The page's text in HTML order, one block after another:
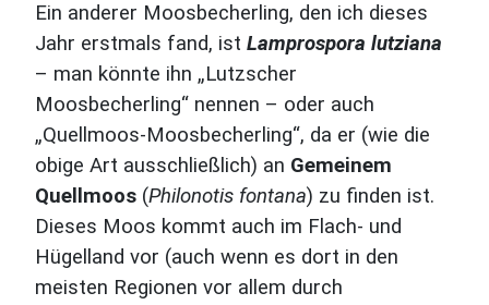
Ein anderer Moosbecherling, den ich dieses
Jahr erstmals fand, ist Lamprospora lutziana
– man könnte ihn „Lutzscher
Moosbecherling“ nennen – oder auch
„Quellmoos-Moosbecherling“, da er (wie die
obige Art ausschließlich) an Gemeinem
Quellmoos (Philonotis fontana) zu finden ist.
Dieses Moos kommt auch im Flach- und
Hügelland vor (auch wenn es dort in den
meisten Regionen vor allem durch